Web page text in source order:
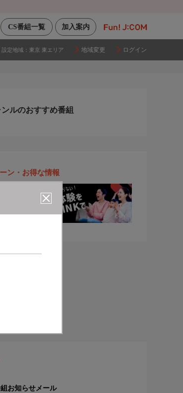
加入案内
CS番組一覧
設定地域： 東京 東エリア 地域変更 ログイン
ンルのおすすめ番組
ン・お得な情報
お知らせメール